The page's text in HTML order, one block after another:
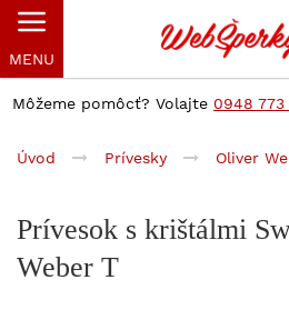
MENU
Môžeme pomôcť? Volajte 0948 773
Úvod Prívesky Oliver
Prívesok s krištálmi
Weber T